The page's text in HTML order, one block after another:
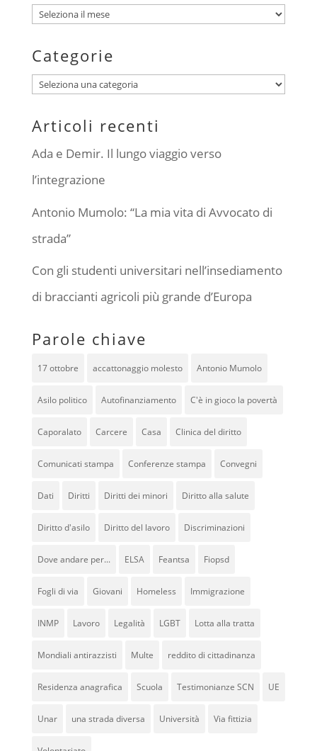
Archivi
Categorie
Categorie
Articoli recenti
Ada e Demir. Il lungo viaggio verso
l’integrazione
Antonio Mumolo: “La mia vita di Avvocato di
strada”
Con gli studenti universitari nell’insediamento
di braccianti agricoli più grande d’Europa
Parole chiave
17 ottobre accattonaggio molesto Antonio Mumolo
Asilo politico Autofinanziamento C'è in gioco la povertà
Caporalato Carcere Casa Clinica del diritto
Comunicati stampa Conferenze stampa Convegni
Dati Diritti Diritti dei minori Diritto alla salute
Diritto d'asilo Diritto del lavoro Discriminazioni
Dove andare per... ELSA Feantsa Fiopsd
Fogli di via Giovani Homeless Immigrazione
INMP Lavoro Legalità LGBT Lotta alla tratta
Mondiali antirazzisti Multe reddito di cittadinanza
Residenza anagrafica Scuola Testimonianze SCN UE
Unar una strada diversa Università Via fittizia